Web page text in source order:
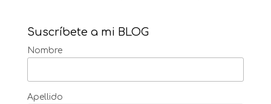
Suscríbete a mi BLOG
Nombre
Apellido